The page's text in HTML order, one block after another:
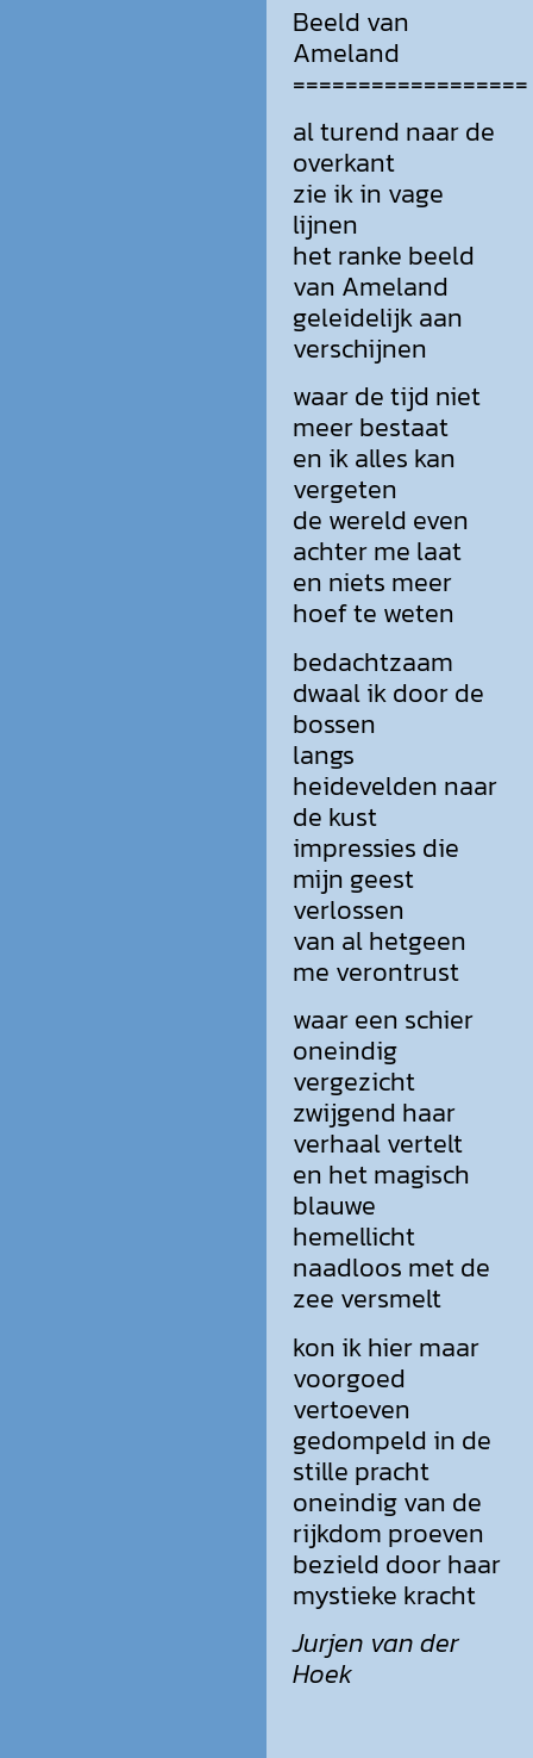
Beeld van
Ameland
==================
al turend naar de
overkant
zie ik in vage
lijnen
het ranke beeld
van Ameland
geleidelijk aan
verschijnen
waar de tijd niet
meer bestaat
en ik alles kan
vergeten
de wereld even
achter me laat
en niets meer
hoef te weten
bedachtzaam
dwaal ik door de
bossen
langs
heidevelden naar
de kust
impressies die
mijn geest
verlossen
van al hetgeen
me verontrust
waar een schier
oneindig
vergezicht
zwijgend haar
verhaal vertelt
en het magisch
blauwe
hemellicht
naadloos met de
zee versmelt
kon ik hier maar
voorgoed
vertoeven
gedompeld in de
stille pracht
oneindig van de
rijkdom proeven
bezield door haar
mystieke kracht
Jurjen van der
Hoek